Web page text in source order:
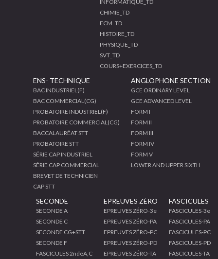
INFORMATIQUE_TD
CHIMIE_TD
ECM_TD
HISTOIRE_TD
PHYSIQUE_TD
SVT_TD
COURS+EXERCICES_TD
ENS- TECHNIQUE
BAC INDUSTRIEL(F)
BAC COMMERCIAL(CG)
PROBATOIRE INDUSTRIEL(F)
PROBATOIRE COMMERCIAL(CG)
BACCALAURÉAT STT
PROBATOIRE STT
SÉRIE CAP INDUSTRIEL
SÉRIE CAP COMMERCIAL
BREVET DE TECHNICIEN
CAP STT
ANGLOPHONE SECTION
GCE ORDINARY LEVEL
GCE ADVANCED LEVEL
FORM I
FORM II
FORM III
FORM IV
FORM V
LOWER AND UPPER SIXTH
SECONDE
SECONDE A
SECONDE C
SECONDE CG+STT
SECONDE F
FASCICULES 2ndeA,C
EPREUVES ZÉRO
EPREUVES ZÉRO-3e
EPREUVES ZÉRO-PA
EPREUVES ZÉRO-PC
EPREUVES ZÉRO-PD
EPREUVES ZÉRO-TA
FASCICULES
FASCICULES-3e
FASCICULES-PA
FASCICULES-PC
FASCICULES-PD
FASCICULES-TA